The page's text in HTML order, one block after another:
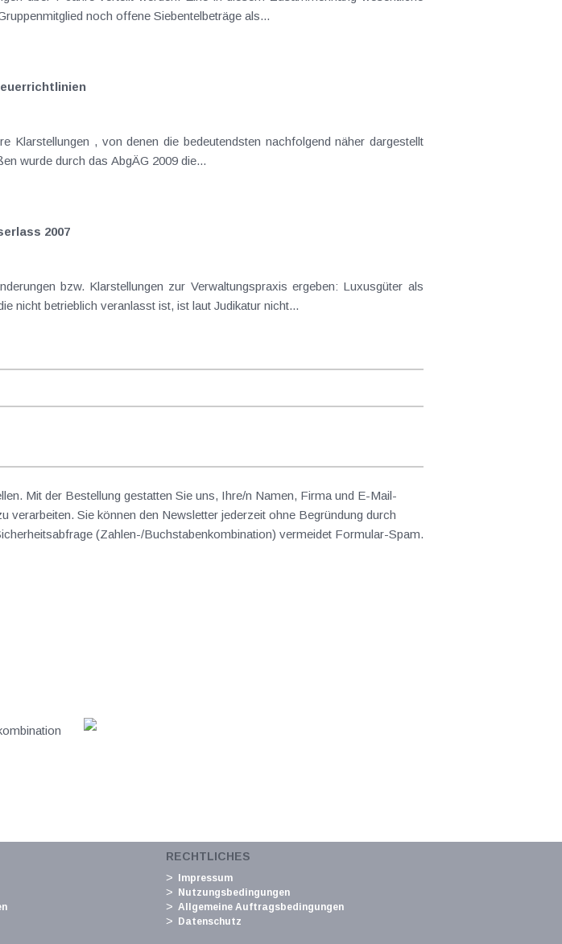
bei Aufnahme in eine steuerliche Unternehmensgruppe als Gruppenmitglied noch offene Siebentelbeträge als...
Portfolio-Dividenden Bekanntermaßen wurde durch das AbgÄG 2009 die...
2007
bzw. Klarstellungen zur Verwaltungspraxis ergeben: Luxusgüter als
die nicht betrieblich veranlasst ist, ist laut Judikatur nicht...
Mit der Bestellung gestatten Sie uns, Ihre/n Namen, Firma und E-Mail-
Sie können den Newsletter jederzeit ohne Begründung durch
(Zahlen-/Buchstabenkombination) vermeidet Formular-Spam.
RECHTLICHES
Impressum
Nutzungsbedingungen
Allgemeine Auftragsbedingungen
Datenschutz